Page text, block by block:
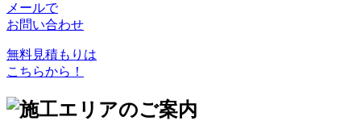
メールで
お問い合わせ
無料見積もりは
こちらから！